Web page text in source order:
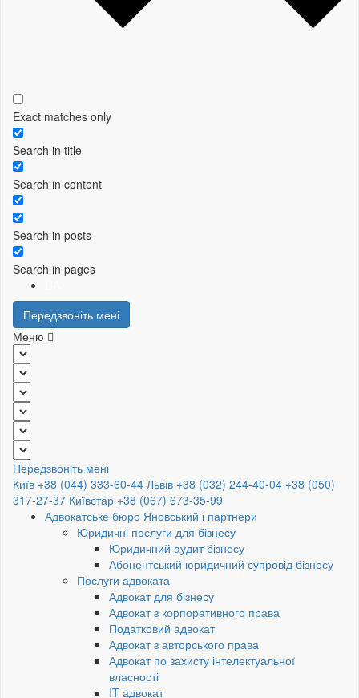
Exact matches only
Search in title
Search in content
Search in posts
Search in pages
Передзвоніть мені
Меню
Передзвоніть мені
Київ +38 (044) 333-60-44 Львів +38 (032) 244-40-04 +38 (050)
317-27-37 Київстар +38 (067) 673-35-99
Адвокатське бюро Яновський і партнери
Юридичні послуги для бізнесу
Юридичний аудит бізнесу
Абонентський юридичний супровід бізнесу
Послуги адвоката
Адвокат для бізнесу
Адвокат з корпоративного права
Податковий адвокат
Адвокат з авторського права
Адвокат по захисту інтелектуальної
власності
IT адвокат